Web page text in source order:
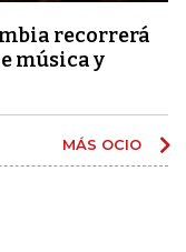
recorrerá
música y
MÁS OCIO